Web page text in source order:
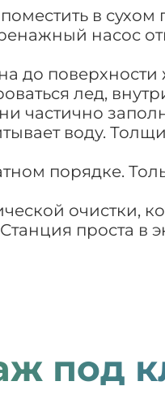
в
насос
до
лед,
частично
воду.
порядке.
очистки,
проста в
под